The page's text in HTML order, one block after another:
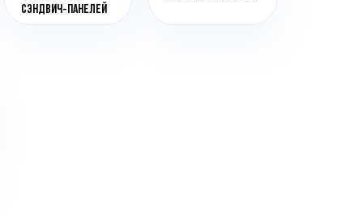
СЭНДВИЧ-ПАНЕЛЕЙ